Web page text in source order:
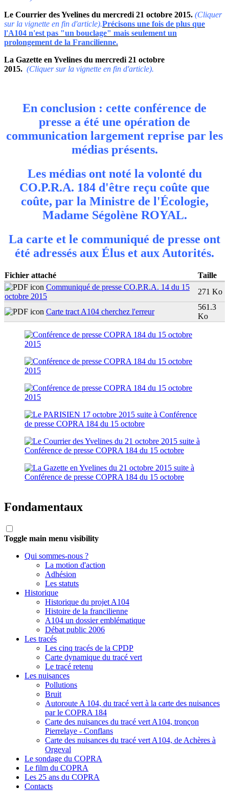
Le Courrier des Yvelines du mercredi 21 octobre 2015. (Cliquer
sur la vignette en fin d'article).Précisons une fois de plus que
l'A104 n'est pas "un bouclage" mais seulement un
prolongement de la Francilienne.
La Gazette en Yvelines du mercredi 21 octobre
2015. (Cliquer sur la vignette en fin d'article).
En conclusion : cette conférence de
presse a été une opération de
communication largement reprise par les
médias présents.
Les médias ont noté la volonté du
CO.P.R.A. 184 d'être reçu coûte que
coûte, par la Ministre de l'Écologie,
Madame Ségolène ROYAL.
La carte et le communiqué de presse ont
été adressés aux Élus et aux Autorités.
Fichier attaché
Taille
Communiqué de presse CO.P.R.A. 14 du 15
octobre 2015
271 Ko
Carte tract A104 cherchez l'erreur
561.3
Ko
Fondamentaux
Toggle main menu visibility
Qui sommes-nous ?
La motion d'action
Adhésion
Les statuts
Historique
Historique du projet A104
Histoire de la francilienne
A104 un dossier emblématique
Débat public 2006
Les tracés
Les cinq tracés de la CPDP
Carte dynamique du tracé vert
Le tracé retenu
Les nuisances
Pollutions
Bruit
Autoroute A 104, du tracé vert à la carte des nuisances
par le COPRA 184
Carte des nuisances du tracé vert A104, tronçon
Pierrelaye - Conflans
Carte des nuisances du tracé vert A104, de Achères à
Orgeval
Le sondage du COPRA
Le film du COPRA
Les 25 ans du COPRA
Contacts